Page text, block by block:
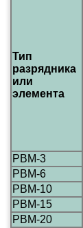
Тип
разрядника
или
элемента
РВМ-3
РВМ-6
РВМ-10
РВМ-15
РВМ-20